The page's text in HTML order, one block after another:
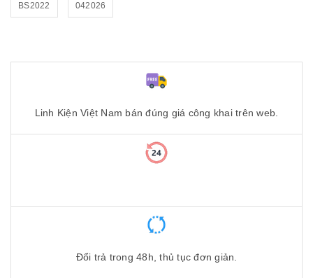
BS2022 042026
Linh Kiện Việt Nam bán đúng giá công khai trên web.
Đổi trả trong 48h, thủ tục đơn giản.